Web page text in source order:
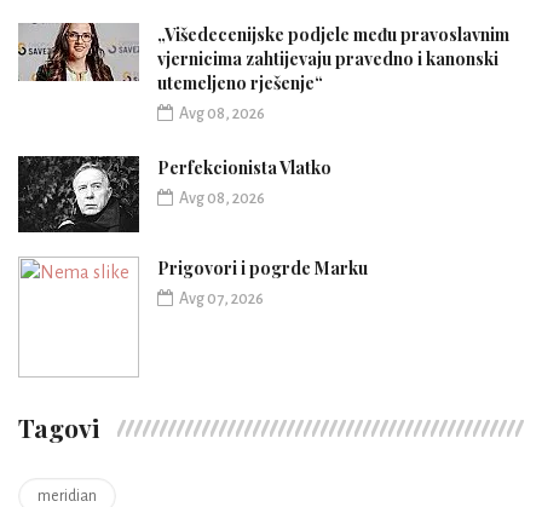
„Višedecenijske podjele među pravoslavnim
vjernicima zahtijevaju pravedno i kanonski
utemeljeno rješenje“
Avg 08, 2026
Perfekcionista Vlatko
Avg 08, 2026
Prigovori i pogrde Marku
Avg 07, 2026
Tagovi
meridian